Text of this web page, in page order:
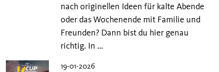
nach originellen Ideen für kalte Abende
oder das Wochenende mit Familie und
Freunden? Dann bist du hier genau
richtig. In ...
19-01-2026